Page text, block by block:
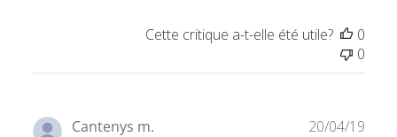
Cette critique a-t-elle été utile?
0
0
Cantenys m. 20/04/19